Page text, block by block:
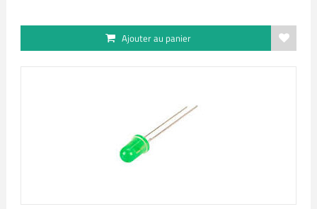
Ajouter au panier